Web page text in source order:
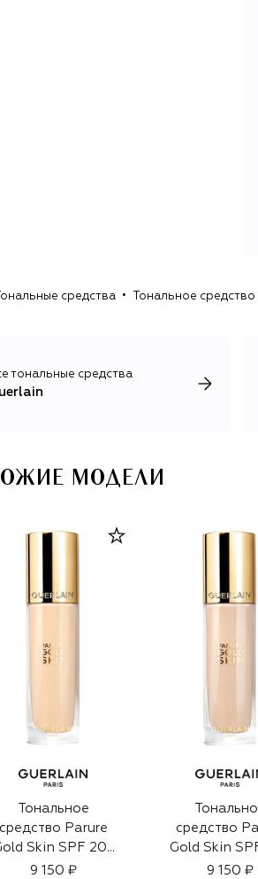
а в Шартре – средства по уходу за
Тональные средства Тональное
тональные средства
МОДЕЛИ
Тональное
средство Parure
Skin SPF 20-
оттенок 1W
9 150 ₽
средство
Gold Skin
PA+++,9 150 ₽